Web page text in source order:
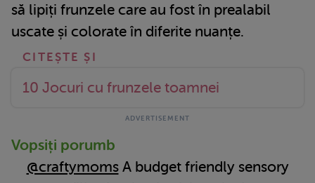
să lipiți frunzele care au fost în prealabil
uscate și colorate în diferite nuanțe.
10 Jocuri cu frunzele toamnei
Vopsiți porumb
@craftymomsA budget friendly sensory